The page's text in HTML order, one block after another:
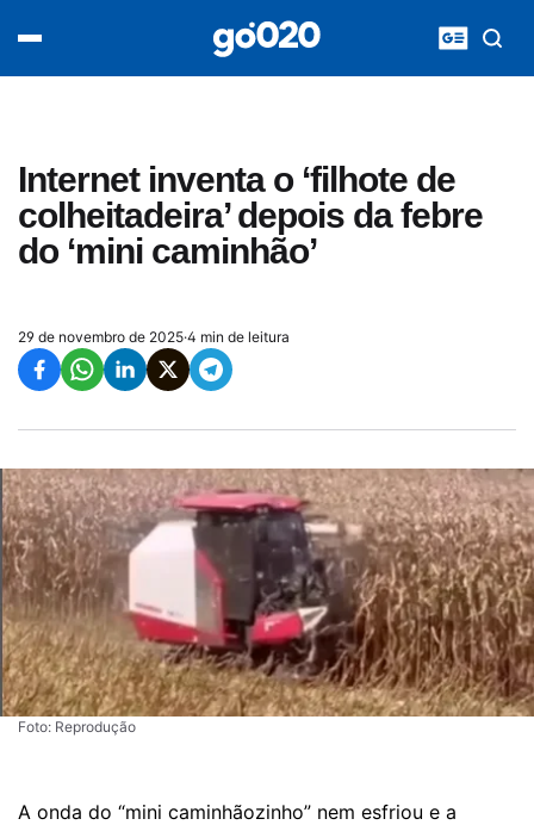
Internet inventa o ‘filhote de
colheitadeira’ depois da febre
do ‘mini caminhão’
29 de novembro de 2025·4 min de leitura
Foto: Reprodução
A onda do “mini caminhãozinho” nem esfriou e a
acontece agora
entretenimento
vídeos
pod020